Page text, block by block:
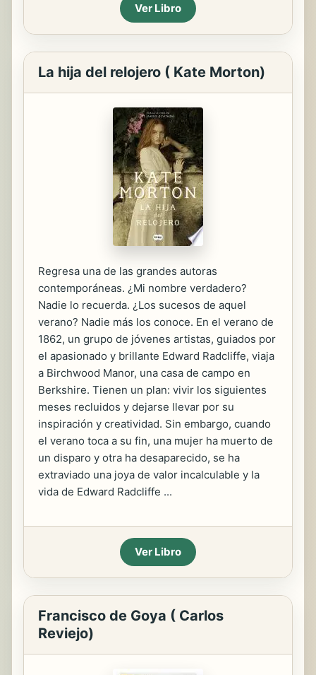
Ver Libro
La hija del relojero ( Kate Morton)
Regresa una de las grandes autoras
contemporáneas. ¿Mi nombre verdadero?
Nadie lo recuerda. ¿Los sucesos de aquel
verano? Nadie más los conoce. En el verano de
1862, un grupo de jóvenes artistas, guiados por
el apasionado y brillante Edward Radcliffe, viaja
a Birchwood Manor, una casa de campo en
Berkshire. Tienen un plan: vivir los siguientes
meses recluidos y dejarse llevar por su
inspiración y creatividad. Sin embargo, cuando
el verano toca a su fin, una mujer ha muerto de
un disparo y otra ha desaparecido, se ha
extraviado una joya de valor incalculable y la
vida de Edward Radcliffe ...
Ver Libro
Francisco de Goya ( Carlos
Reviejo)